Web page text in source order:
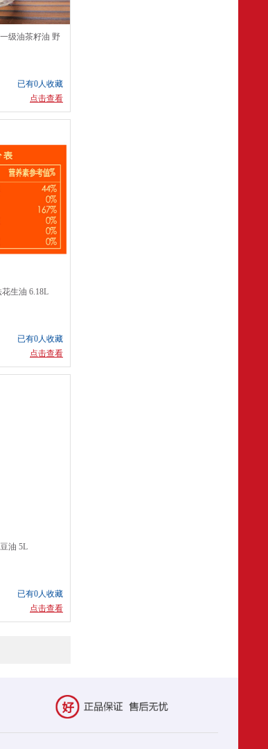
级油茶籽油 野
已有0人收藏
点击查看
生油 6.18L
已有0人收藏
点击查看
油 5L
已有0人收藏
点击查看